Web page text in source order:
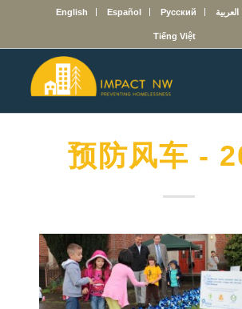
English Español Русский العربية
Tiếng Việt
预防风车 -